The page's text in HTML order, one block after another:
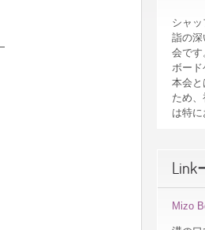
シャ
詣の深
会です
ボード
本会
ため
は特に
Link
Mizo